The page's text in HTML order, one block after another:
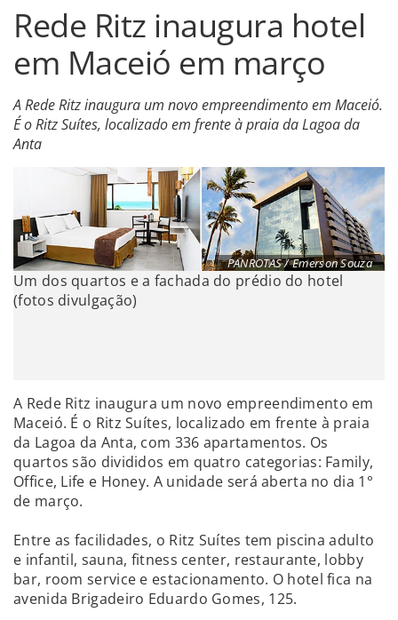
Rede Ritz inaugura hotel
em Maceió em março
A Rede Ritz inaugura um novo empreendimento em Maceió.
É o Ritz Suítes, localizado em frente à praia da Lagoa da
Anta
PANROTAS / Emerson Souza
Um dos quartos e a fachada do prédio do hotel
(fotos divulgação)
A Rede Ritz inaugura um novo empreendimento em
Maceió. É o Ritz Suítes, localizado em frente à praia
da Lagoa da Anta, com 336 apartamentos. Os
quartos são divididos em quatro categorias: Family,
Office, Life e Honey. A unidade será aberta no dia 1°
de março.
Entre as facilidades, o Ritz Suítes tem piscina adulto
e infantil, sauna, fitness center, restaurante, lobby
bar, room service e estacionamento. O hotel fica na
avenida Brigadeiro Eduardo Gomes, 125.